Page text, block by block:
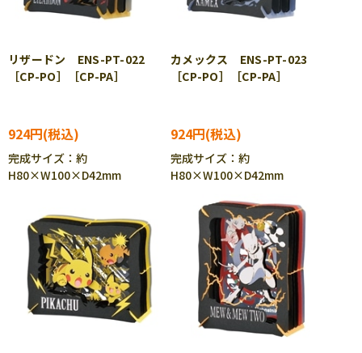
リザードン ENS-PT-022
［CP-PO］［CP-PA］
924円
完成サイズ：約
H80×W100×D42mm
カメックス ENS-PT-023
［CP-PO］［CP-PA］
924円
完成サイズ：約
H80×W100×D42mm